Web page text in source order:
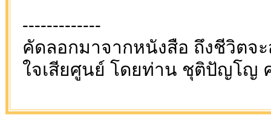
-------------
คัดลอกมาจากหนังสือ ถึงชีวิตจ
ใจเสียศูนย์ โดยท่าน ชุติปัญโญ